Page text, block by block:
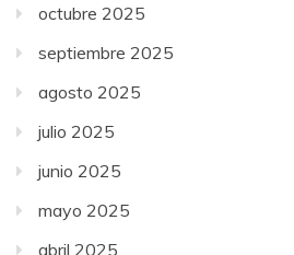
octubre 2025
septiembre 2025
agosto 2025
julio 2025
junio 2025
mayo 2025
abril 2025